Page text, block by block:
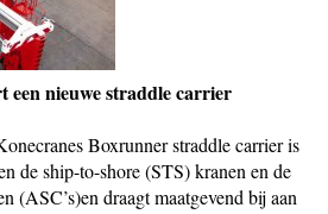
een nieuwe straddle carrier
Boxrunner straddle carrier is
de ship-to-shore (STS) kranen en de
(ASC’s)en draagt maatgevend bij aan